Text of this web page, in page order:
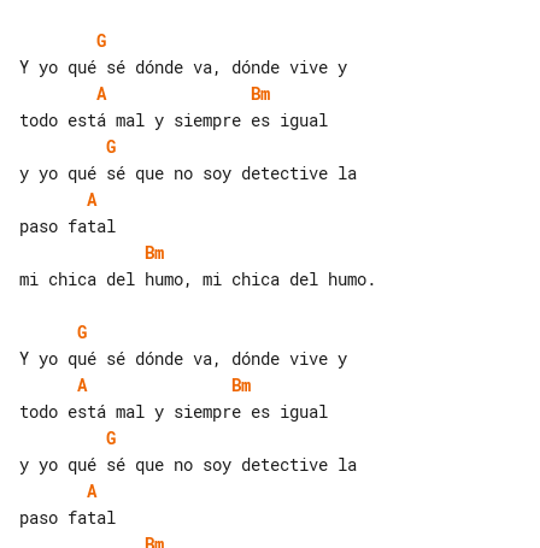
G
A
Bm
G
A
Bm
mi chica del humo, mi chica del humo.
G
A
Bm
G
A